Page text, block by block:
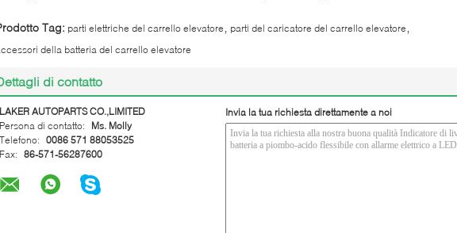
Tag: parti elettriche del carrello elevatore parti del caricatore del carrello elevatore
della batteria del carrello elevatore
di contatto
LAKER AUTOPARTS CO.,LIMITED
Persona di contatto:
Ms. Molly
Telefono: 0086 571 88053525
Fax: 86-571-56287600
Invia la tua richiesta direttamente a noi